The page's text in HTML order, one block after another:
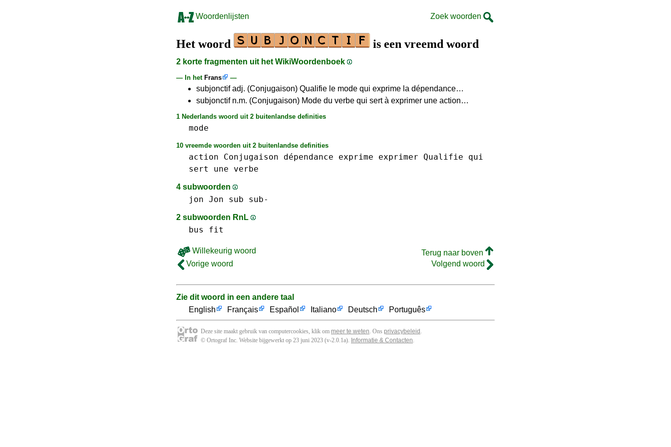
Woordenlijsten Zoek woorden
Het woord is een vreemd woord
2 korte fragmenten uit het WikiWoordenboek
— In het Frans —
subjonctif adj. (Conjugaison) Qualifie le mode qui exprime la dépendance…
subjonctif n.m. (Conjugaison) Mode du verbe qui sert à exprimer une action…
1 Nederlands woord uit 2 buitenlandse definities
mode
10 vreemde woorden uit 2 buitenlandse definities
action Conjugaison dépendance exprime exprimer Qualifie
qui
sert
une verbe
4 subwoorden
jon Jon sub sub-
2 subwoorden RnL
bus fit
Willekeurig woord
Terug naar boven
Vorige woord
Volgend woord
Zie dit woord in een andere taal
English
Français Español Italiano Deutsch Português
Deze site maakt gebruik van computercookies, klik om meer te weten. Ons privacybeleid .
© Ortograf Inc. Website bijgewerkt op 23 juni 2023 (v-2.0.1a). Informatie & Contacten.